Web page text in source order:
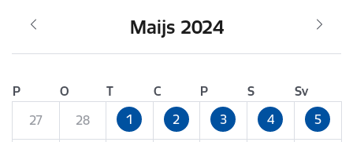
Maijs 2024
P O T C P S
Sv
27
28 1 2 3 4 5